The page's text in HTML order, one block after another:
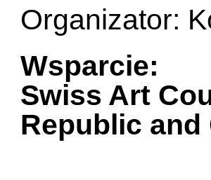
Organizator:
Wsparcie:
Swiss Art
Republic and